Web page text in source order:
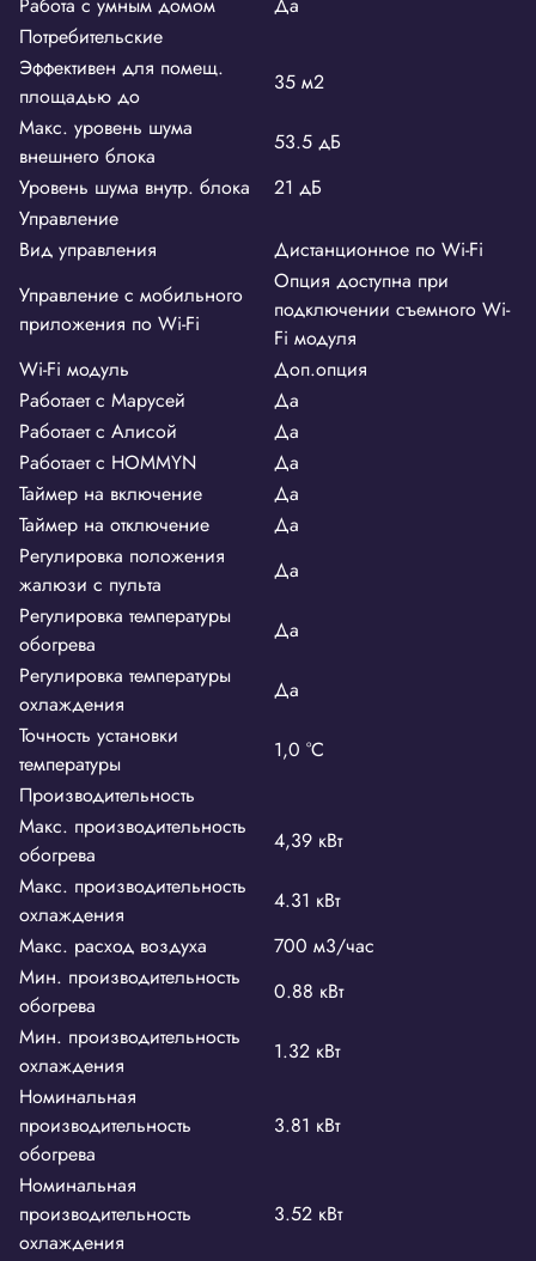
Потребительские
Эффективен для помещ.
площадью до
35 м2
Макс. уровень шума
внешнего блока
53.5 дБ
Уровень шума внутр. блока
21 дБ
Управление
Вид управления
Дистанционное по Wi-Fi
Управление c мобильного
приложения по Wi-Fi
Опция доступна при
подключении съемного Wi-
Fi модуля
Wi-Fi модуль
Доп.опция
Работает с Марусей
Да
Работает с Алисой
Да
Работает с HOMMYN
Да
Таймер на включение
Да
Таймер на отключение
Да
Регулировка положения
жалюзи с пульта
Да
Регулировка температуры
обогрева
Да
Регулировка температуры
охлаждения
Да
Точность установки
температуры
1,0 °С
Производительность
Макс. производительность
обогрева
4,39 кВт
Макс. производительность
охлаждения
4.31 кВт
Макс. расход воздуха
700 м3/час
Мин. производительность
обогрева
0.88 кВт
Мин. производительность
охлаждения
1.32 кВт
Номинальная
производительность
обогрева
3.81 кВт
Номинальная
производительность
охлаждения
3.52 кВт